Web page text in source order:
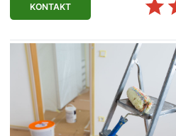
KONTAKT